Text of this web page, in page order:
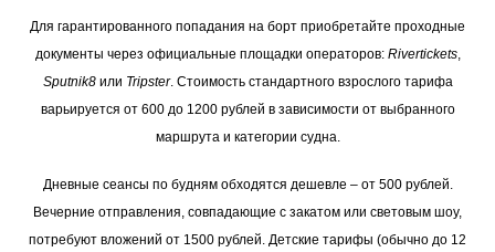
Для гарантированного попадания на борт приобретайте проходные
документы через официальные площадки операторов: Rivertickets,
Sputnik8или Tripster. Стоимость стандартного взрослого тарифа
варьируется от 600 до 1200 рублей в зависимости от выбранного
маршрута и категории судна.
Дневные сеансы по будням обходятся дешевле – от 500 рублей.
Вечерние отправления, совпадающие с закатом или световым шоу,
потребуют вложений от 1500 рублей. Детские тарифы (обычно до 12